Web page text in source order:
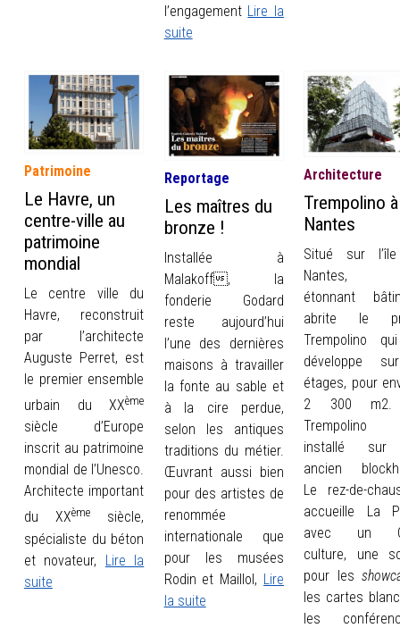
l’engagement Lire la
suite
Patrimoine
Le Havre, un
centre-ville au
patrimoine
mondial
Le centre ville du
Havre, reconstruit
par l’architecte
Auguste Perret, est
le premier ensemble
urbain du XXème
siècle d’Europe
inscrit au patrimoine
mondial de l’Unesco.
Architecte important
du XXème
siècle,
spécialiste du béton
et novateur, Lire la
suite
Reportage
Les maîtres du
bronze !
Installée à
Malakoff, la
fonderie Godard
reste aujourd’hui
l’une des dernières
maisons à travailler
la fonte au sable et
à la cire perdue,
selon les antiques
traditions du métier.
Œuvrant aussi bien
pour des artistes de
renommée
internationale que
pour les musées
Rodin et Maillol, Lire
la suite
Architecture
Trempolino à
Nantes
Situé sur
Nantes,
étonnant
abrite le
Trempolino
développe
étages, pour
2 300 m2.
Trempolino
installé
ancien
Le rez-de-
accueille La
avec un
culture, une
pour les
les cartes
les